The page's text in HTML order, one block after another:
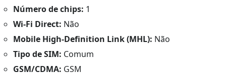
Número de chips: 1
Wi-Fi Direct: Não
Mobile High-Definition Link (MHL): Não
Tipo de SIM: Comum
GSM/CDMA: GSM